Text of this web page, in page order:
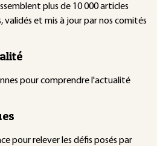
plus de 10 000 articles
validés et mis à jour par nos comités
pour comprendre l'actualité
pour relever les défis posés par